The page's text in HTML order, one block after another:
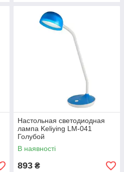
Настольная светодиодная
лампа Keliying LM-041
Голубой
В наявності
893 ₴